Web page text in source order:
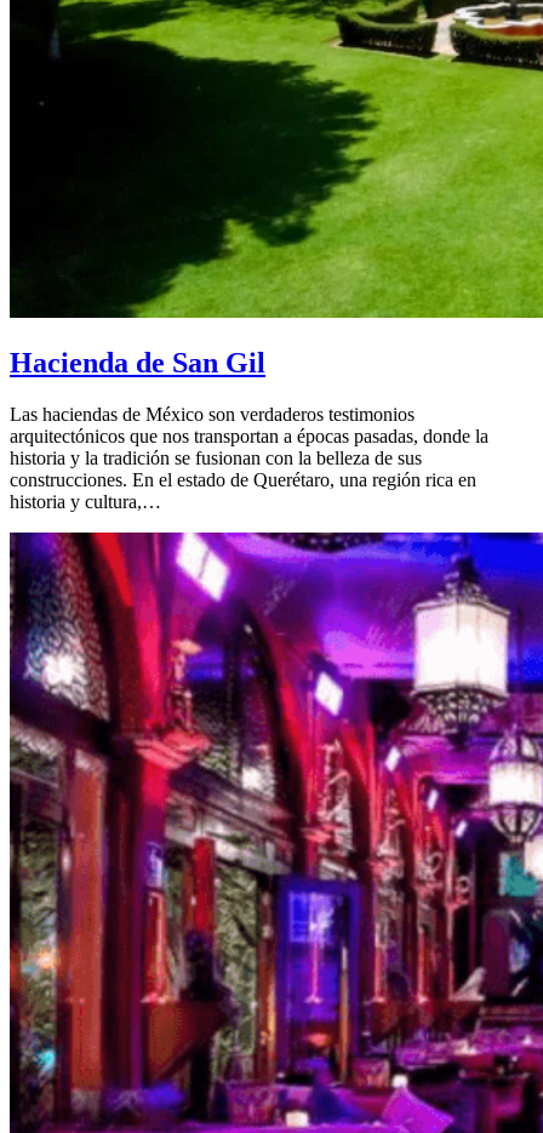
Hacienda de San Gil
Las haciendas de México son verdaderos testimonios
arquitectónicos que nos transportan a épocas pasadas, donde la
historia y la tradición se fusionan con la belleza de sus
construcciones. En el estado de Querétaro, una región rica en
historia y cultura,…